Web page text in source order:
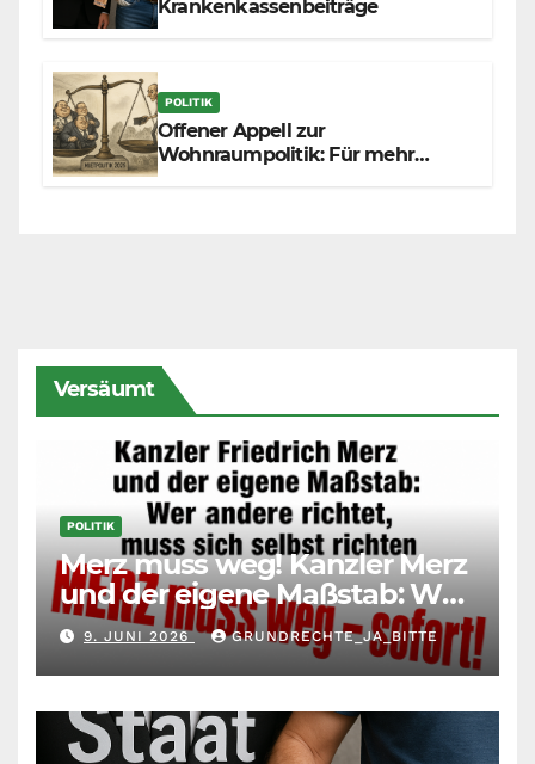
Krankenkassenbeiträge
POLITIK
Offener Appell zur
Wohnraumpolitik: Für mehr
Versäumt
POLITIK
Merz muss weg! Kanzler Merz
und der eigene Maßstab: Wer
andere richtet, muss sich
selbst richten
9. JUNI 2026 GRUNDRECHTE_JA_BITTE